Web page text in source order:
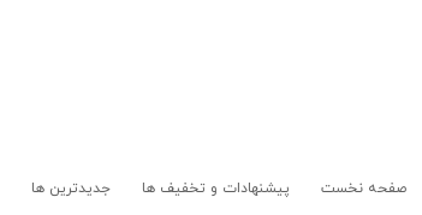
صفحه نخست پیشنهادات و تخفیف ها جدیدترین ها